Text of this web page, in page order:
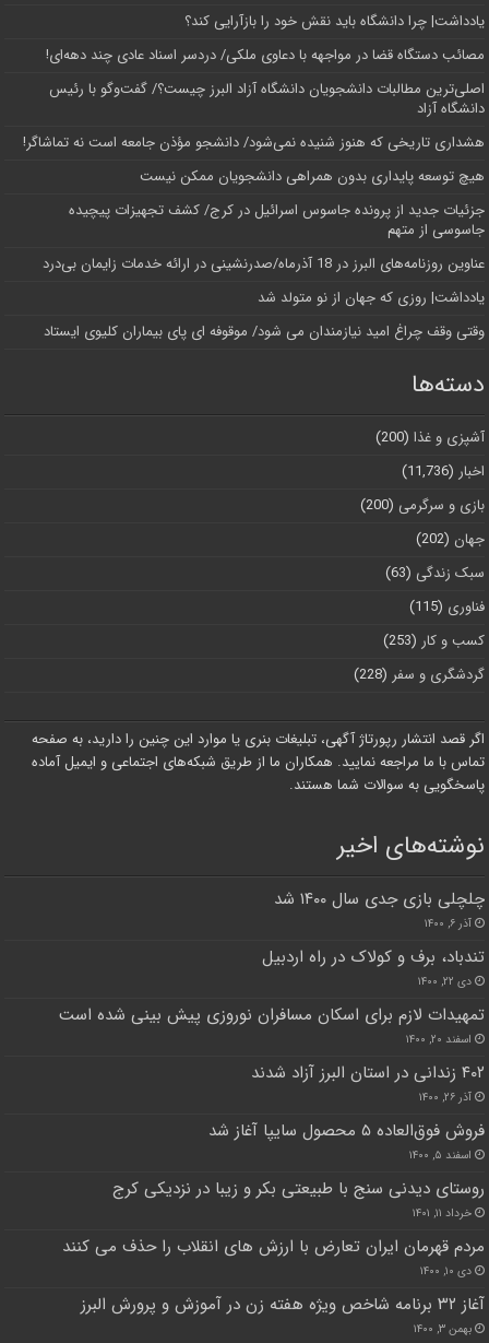
یادداشت| چرا دانشگاه باید نقش خود را بازآرایی کند؟
مصائب دستگاه قضا در مواجهه با دعاوی ملکی/ دردسر اسناد عادی چند‌ دهه‌ای!
اصلی‌ترین مطالبات دانشجویان دانشگاه آزاد البرز چیست؟/ گفت‌وگو با رئیس
دانشگاه آز‌اد
هشداری تاریخی که هنوز شنیده نمی‌شود/ دانشجو مؤذن جامعه است نه تماشاگر!
هیچ توسعه پایداری بدون همراهی دانشجویان ممکن نیست
جزئیات جدید از پرونده جاسوس اسرائیل در کرج/‌ کشف تجهیزات پیچیده
جاسوسی از متهم
عناوین روزنامه‌های البرز در ‌18 آذرماه/صدرنشینی در ارائه خدمات زایمان بی‌درد
یادداشت| روزی که جهان از نو متولد شد
وقتی وقف چراغ امید نیازمندان می شود/ موقوفه ای پای بیماران کلیوی ایستاد
دسته‌ها
آشپزی و غذا (200)
اخبار (11,736)
بازی و سرگرمی (200)
جهان (202)
سبک زندگی (63)
فناوری (115)
کسب و کار (253)
گردشگری و سفر (228)
اگر قصد انتشار رپورتاژ آگهی، تبلیغات بنری یا موارد این چنین را دارید، به صفحه
تماس با ما مراجعه نمایید. همکاران ما از طریق شبکه‌های اجتماعی و ایمیل آماده
پاسخگویی به سوالات شما هستند.
نوشته‌های اخیر
چلچلی بازی جدی سال ۱۴۰۰ شد
آذر ۶, ۱۴۰۰
تندباد، برف و کولاک در راه اردبیل
دی ۲۲, ۱۴۰۰
تمهیدات لازم برای اسکان مسافران نوروزی پیش بینی شده است
اسفند ۲۰, ۱۴۰۰
۴۰۲ زندانی در استان البرز آزاد شدند
آذر ۲۶, ۱۴۰۰
فروش فوق‌العاده ۵ محصول سایپا آغاز شد
اسفند ۵, ۱۴۰۰
روستای دیدنی سنج با طبیعتی بکر و زیبا در نزدیکی کرج
خرداد ۱۱, ۱۴۰۱
مردم قهرمان ایران تعارض با ارزش های انقلاب را حذف می کنند
دی ۱۰, ۱۴۰۰
آغاز ۳۲ برنامه شاخص ویژه هفته زن در آموزش و پرورش البرز
بهمن ۳, ۱۴۰۰